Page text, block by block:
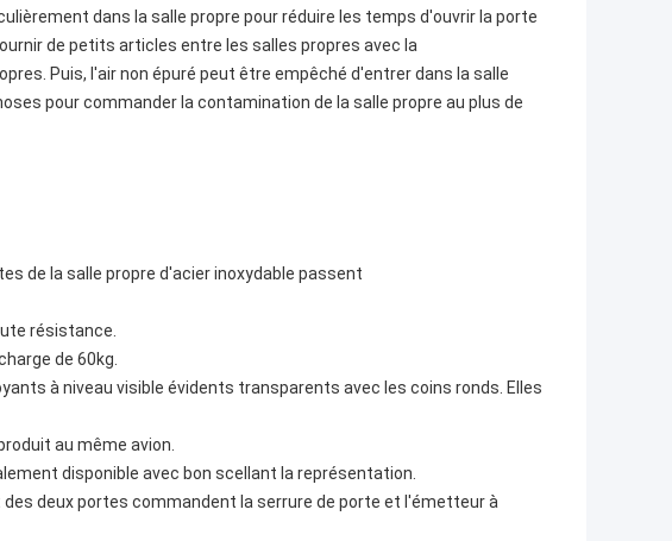
dans la salle propre pour réduire les temps d'ouvrir la porte
de petits articles entre les salles propres avec la
Puis, l'air non épuré peut être empêché d'entrer dans la salle
pour commander la contamination de la salle propre au plus de
de la salle propre d'acier inoxydable passent
résistance.
de 60kg.
à niveau visible évidents transparents avec les coins ronds. Elles
au même avion.
disponible avec bon scellant la représentation.
deux portes commandent la serrure de porte et l'émetteur à